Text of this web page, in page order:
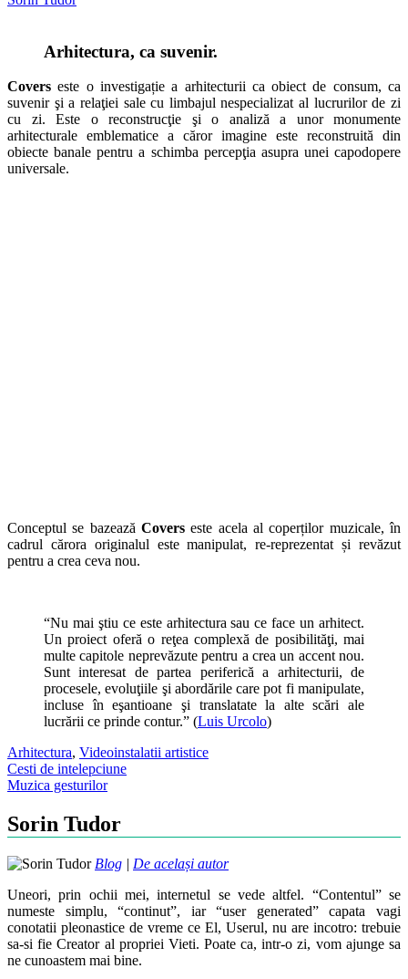
Arhitectura, ca suvenir.
Covers este o investigație a arhitecturii ca obiect de consum, ca
suvenir şi a relaţiei sale cu limbajul nespecializat al lucrurilor de zi
cu zi. Este o reconstrucţie şi o analiză a unor monumente
arhitecturale emblematice a căror imagine este reconstruită din
obiecte banale pentru a schimba percepţia asupra unei capodopere
universale.
Conceptul se bazează Covers este acela al coperților muzicale, în
cadrul cărora originalul este manipulat, re-reprezentat și revăzut
pentru a crea ceva nou.
“Nu mai ştiu ce este arhitectura sau ce face un arhitect.
Un proiect oferă o reţea complexă de posibilităţi, mai
multe capitole neprevăzute pentru a crea un accent nou.
Sunt interesat de partea periferică a arhitecturii, de
procesele, evoluţiile şi abordările care pot fi manipulate,
incluse în eşantioane şi translatate la alte scări ale
lucrării ce prinde contur.” (Luis Urcolo)
Arhitectura, Videoinstalatii artistice
Post
navigation
Cesti de intelepciune
Muzica gesturilor
Sorin Tudor
Blog | De același autor
Uneori, prin ochii mei, internetul se vede altfel. “Contentul” se
numeste simplu, “continut”, iar “user generated” capata vagi
conotatii pleonastice de vreme ce El, Userul, nu are incotro: trebuie
sa-si fie Creator al propriei Vieti. Poate ca, intr-o zi, vom ajunge sa
ne cunoastem mai bine.